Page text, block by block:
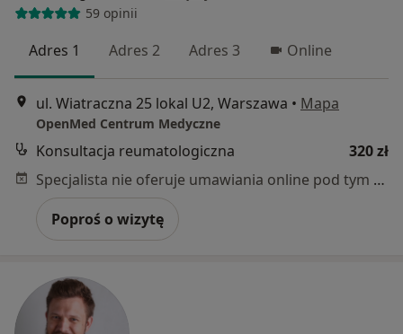
59 opinii
Adres 1 Adres 2 Adres 3 Online
ul. Wiatraczna 25 lokal U2, Warszawa • Mapa
OpenMed Centrum Medyczne
Konsultacja reumatologiczna
320 zł
Specjalista nie oferuje umawiania online pod tym adresem.
Poproś o wizytę